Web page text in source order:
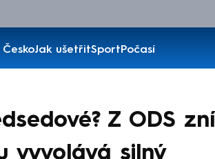
Jak ušetřitSportPočasí
Z ODS zní
vyvolává silný